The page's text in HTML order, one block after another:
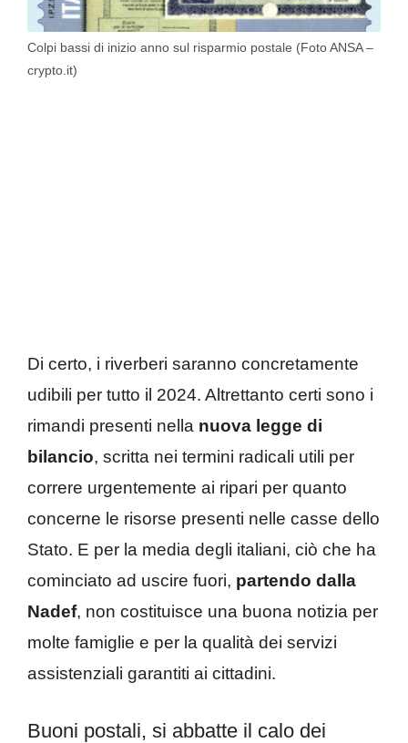
Colpi bassi di inizio anno sul risparmio postale (Foto ANSA –
crypto.it)
Di certo, i riverberi saranno concretamente
udibili per tutto il 2024. Altrettanto certi sono i
rimandi presenti nella nuova legge di
bilancio, scritta nei termini radicali utili per
correre urgentemente ai ripari per quanto
concerne le risorse presenti nelle casse dello
Stato. E per la media degli italiani, ciò che ha
cominciato ad uscire fuori, partendo dalla
Nadef, non costituisce una buona notizia per
molte famiglie e per la qualità dei servizi
assistenziali garantiti ai cittadini.
Buoni postali, si abbatte il calo dei